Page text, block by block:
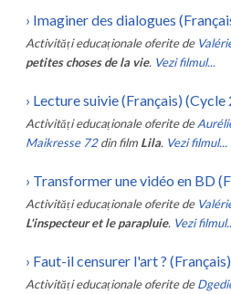
› Imaginer des dialogues
Activități educaționale oferite de
petites choses de la vie. Vezi filmul...
› Lecture suivie (Français) (Cycle
Activități educaționale oferite de
Maikresse 72 din film Lila. Vezi filmul...
› Transformer une vidéo en BD
Activități educaționale oferite de
L'inspecteur et le parapluie. Vezi
› Faut-il censurer l'art ?
Activități educaționale oferite de